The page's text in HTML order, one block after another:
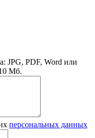
JPG, PDF, Word или
Мб.
персональных данных